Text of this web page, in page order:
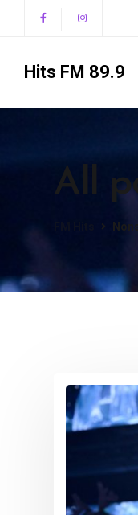
Hits FM 89.9
All